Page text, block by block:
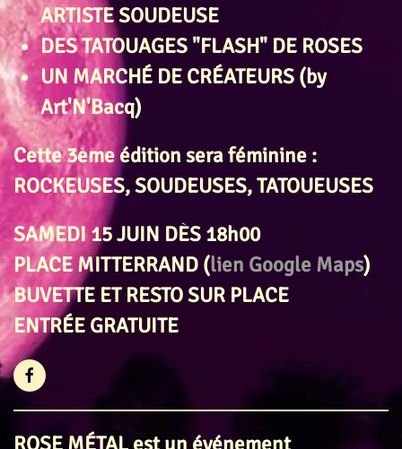
ARTISTE SOUDEUSE
DES TATOUAGES "FLASH" DE ROSES
UN MARCHÉ DE CRÉATEURS (by
Art'N'Bacq)
Cette 3ème édition sera féminine :
ROCKEUSES, SOUDEUSES, TATOUEUSES
SAMEDI 15 JUIN DÈS 18h00
PLACE MITTERRAND (lien Google Maps)
BUVETTE ET RESTO SUR PLACE
ENTRÉE GRATUITE